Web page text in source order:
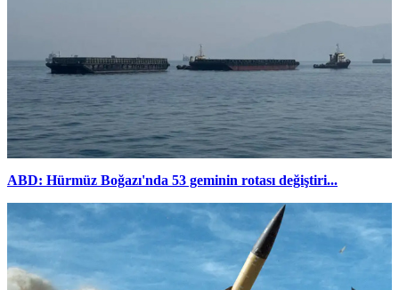
ABD: Hürmüz Boğazı'nda 53 geminin rotası değiştiri...